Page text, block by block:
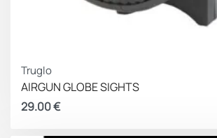
Truglo
AIRGUN GLOBE SIGHTS
29.00€